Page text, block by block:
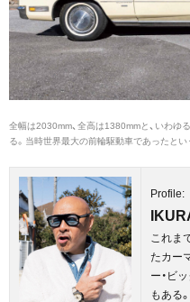
全幅は2030mm、全高は1380mmと、いわゆ
る。当時世界最大の前輪駆動車であったとい
Profile:
これま
たカー
ー・ビ
もある